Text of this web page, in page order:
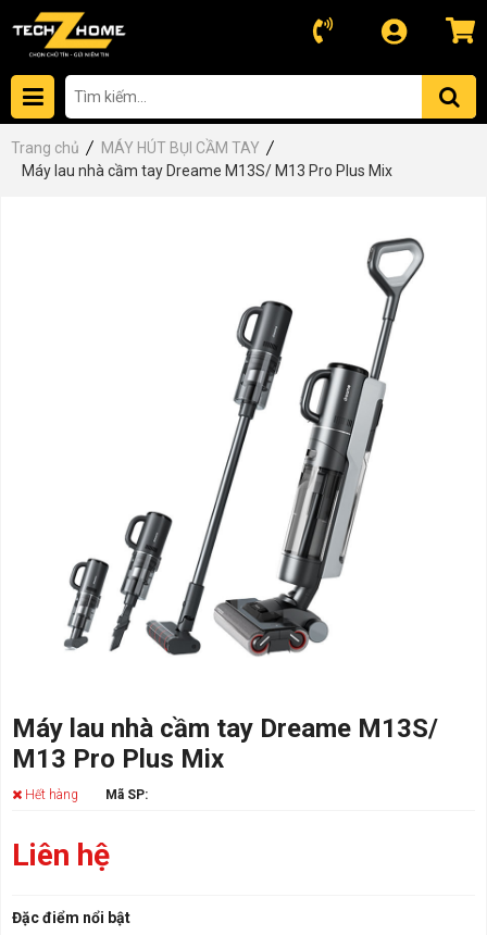
Trang chủ
MÁY HÚT BỤI CẦM TAY
Máy lau nhà cầm tay Dreame M13S/ M13 Pro Plus Mix
Máy lau nhà cầm tay Dreame M13S/
M13 Pro Plus Mix
Hết hàng Mã SP:
Liên hệ
Đặc điểm nổi bật